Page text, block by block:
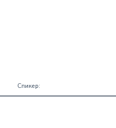
Спикер: